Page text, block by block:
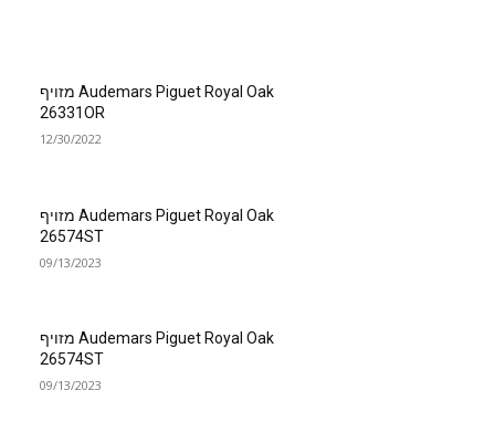
Audemars Piguet Royal Oak מזויף
26331OR
12/30/2022
Audemars Piguet Royal Oak מזויף
26574ST
09/13/2023
Audemars Piguet Royal Oak מזויף
26574ST
09/13/2023